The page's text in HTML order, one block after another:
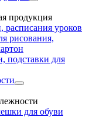
продукция
расписания уроков
рисования,
подставки для
для обуви